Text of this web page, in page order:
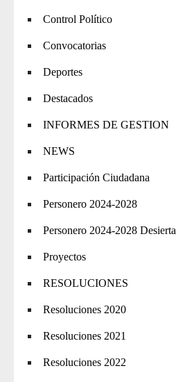
Control Político
Convocatorias
Deportes
Destacados
INFORMES DE GESTION
NEWS
Participación Ciudadana
Personero 2024-2028
Personero 2024-2028 Desierta
Proyectos
RESOLUCIONES
Resoluciones 2020
Resoluciones 2021
Resoluciones 2022